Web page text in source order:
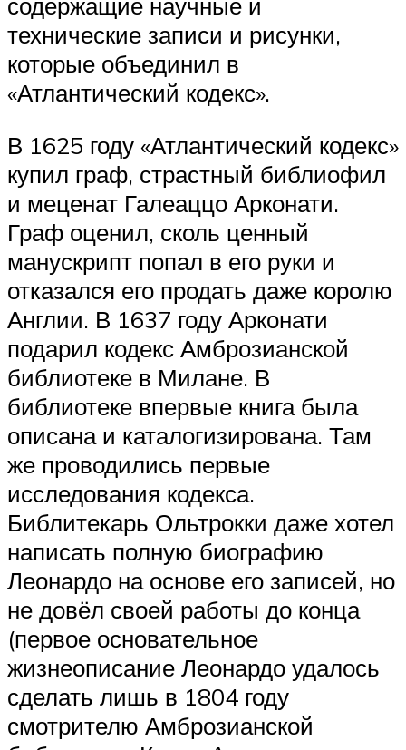
технические записи и рисунки,
которые объединил в
«Атлантический кодекс».
В 1625 году «Атлантический кодекс»
купил граф, страстный библиофил
и меценат Галеаццо Арконати.
Граф оценил, сколь ценный
манускрипт попал в его руки и
отказался его продать даже королю
Англии. В 1637 году Арконати
подарил кодекс Амброзианской
библиотеке в Милане. В
библиотеке впервые книга была
описана и каталогизирована. Там
же проводились первые
исследования кодекса.
Библитекарь Ольтрокки даже хотел
написать полную биографию
Леонардо на основе его записей, но
не довёл своей работы до конца
(первое основательное
жизнеописание Леонардо удалось
сделать лишь в 1804 году
смотрителю Амброзианской